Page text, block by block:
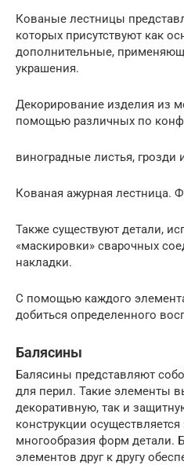
Кованые лестницы
которых присутствуют как
дополнительные,
украшения.
Декорирование изделия из
помощью различных по
виноградные листья, грозди
Кованая ажурная лестница.
Также существуют детали,
«маскировки» сварочных
накладки.
С помощью каждого
добиться определенного
Балясины
Балясины представляют
для перил. Такие элементы
декоративную, так и
конструкции
многообразия форм детали.
элементов друг к другу